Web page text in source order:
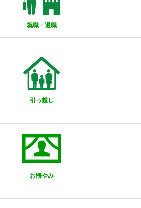
就職・退職
引っ越し
お悔やみ